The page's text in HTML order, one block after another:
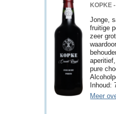
KOPKE
Jonge,
fruitige
zeer
pure
Inhoud:
Meer